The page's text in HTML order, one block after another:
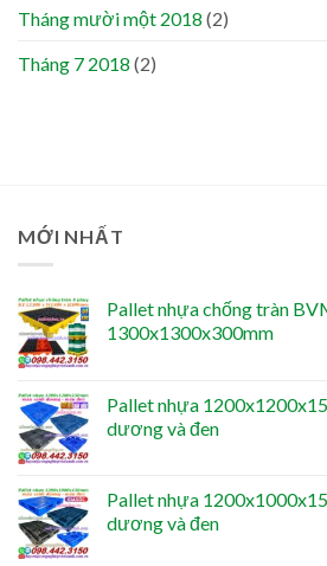
Tháng mười một 2018 (2)
Tháng 7 2018 (2)
MỚI NHẤT
Pallet nhựa chống tràn
1300x1300x300mm
Pallet nhựa
dương và đen
Pallet nhựa
dương và đen